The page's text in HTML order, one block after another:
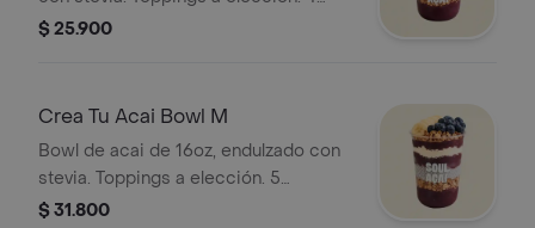
Toppings Incluidos.
$ 25.900
Crea Tu Acai Bowl M
Bowl de acai de 16oz, endulzado con
stevia. Toppings a elección. 5
Toppings Incluidos.
$ 31.800